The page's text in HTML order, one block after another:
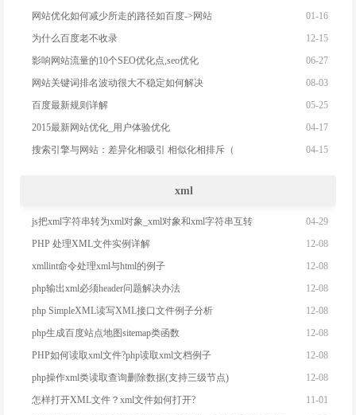
网站优化如何减少所走的路径如百度->网站 01-16
为什么百度老不收录 12-15
影响网站流量的10个SEO优化点,seo优化 06-27
网站关键词排名波动很大不稳定如何解决 08-03
百度最新规则详解 05-25
2015最新网站优化_用户体验优化 04-17
搜索引擎与网站：差异化相吸引 相似化相排斥（ 04-15
xml
js把xml字符串转为xml对象_xml对象和xml字符串互转 04-29
PHP 处理XML文件实例详解 12-08
xmllint命令处理xml与html的例子 12-08
php输出xml必须header问题解决办法 12-08
php SimpleXML读写XML接口文件例子分析 12-08
php生成百度站点地图sitemap类函数 12-08
PHP如何读取xml文件?php读取xml文档例子 12-08
php操作xml类读取查询删除数据(支持三级节点) 12-08
怎样打开XML文件？xml文件如何打开? 11-01